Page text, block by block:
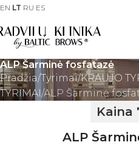
EN LT RU ES
ALP Šarminė fosfatazė
Pradžia Tyrimai KRAUJO
TYRIMAI ALP Šarminė
Kaina
ALP